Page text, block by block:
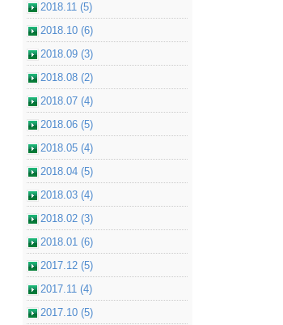
2018.11 (5)
2018.10 (6)
2018.09 (3)
2018.08 (2)
2018.07 (4)
2018.06 (5)
2018.05 (4)
2018.04 (5)
2018.03 (4)
2018.02 (3)
2018.01 (6)
2017.12 (5)
2017.11 (4)
2017.10 (5)